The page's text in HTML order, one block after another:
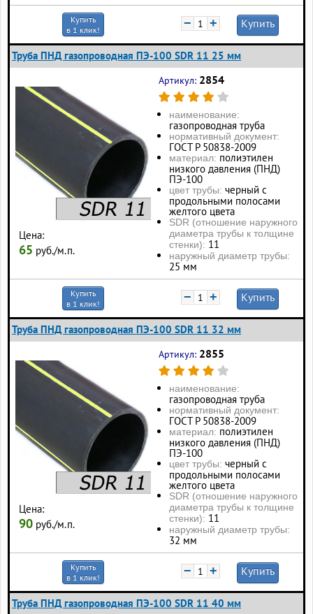
Купить
в 1 клик!
− + Купить
Труба ПНД газопроводная ПЭ-100 SDR 11 25 мм
Цена:
65 руб./м.п.
Артикул: 2854
наименование:
газопроводная труба
нормативный документ:
ГОСТ Р 50838-2009
материал: полиэтилен
низкого давления (ПНД)
ПЭ-100
цвет трубы: черный с
продольными полосами
желтого цвета
SDR (отношение наружного
диаметра трубы к толщине
стенки): 11
наружный диаметр трубы:
25 мм
Купить
в 1 клик!
− + Купить
Труба ПНД газопроводная ПЭ-100 SDR 11 32 мм
Цена:
90 руб./м.п.
Артикул: 2855
наименование:
газопроводная труба
нормативный документ:
ГОСТ Р 50838-2009
материал: полиэтилен
низкого давления (ПНД)
ПЭ-100
цвет трубы: черный с
продольными полосами
желтого цвета
SDR (отношение наружного
диаметра трубы к толщине
стенки): 11
наружный диаметр трубы:
32 мм
Купить
в 1 клик!
− + Купить
Труба ПНД газопроводная ПЭ-100 SDR 11 40 мм